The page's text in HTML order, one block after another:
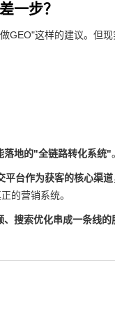
一步？
这样的建议。但现
落地的"全链路转化系统"。
平台作为获客的核心渠道
的营销系统。
搜索优化串成一条线的